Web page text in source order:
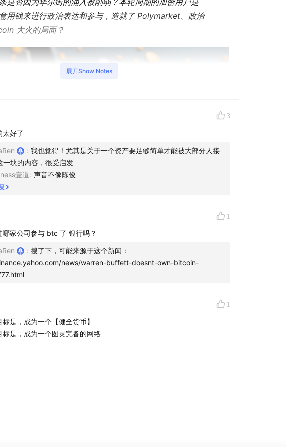
是否因为华尔街的涌入被削弱？本轮周期的加密用户是
用钱来进行政治表达和参与，造就了 Polymarket、政治
大火的局面？
选揭晓两周后，加密厨房两位主播和 Web3Caff 高级研究员
得，欢迎收听加密厨房今年第 18 期播客节目！
展开Show Notes
3
太好了
: 我也觉得！尤其是关于一个资产要足够简单才能被大部分人接
一块的内容，很受启发
壹道: 声音不像陈俊
1
哪家公司参与 btc 了 银行吗？
: 搜了下，可能来源于这个新闻：
news/warren-buffett-doesnt-own-bitcoin-
1
标是，成为一个【健全货币】
标是，成为一个图灵完备的网络